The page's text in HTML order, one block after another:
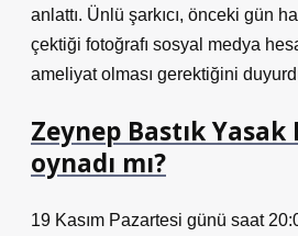
anlattı. Ünlü şarkıcı, önceki gün
çektiği fotoğrafı sosyal medya
ameliyat olması gerektiğini
Zeynep Bastık Yasak
oynadı mı?
19 Kasım Pazartesi günü saat